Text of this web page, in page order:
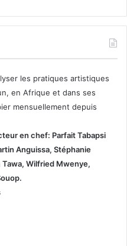
les pratiques artistiques
en Afrique et dans ses
mensuellement depuis
en chef: Parfait Tabapsi
Anguissa, Stéphanie
Tawa, Wilfried Mwenye,